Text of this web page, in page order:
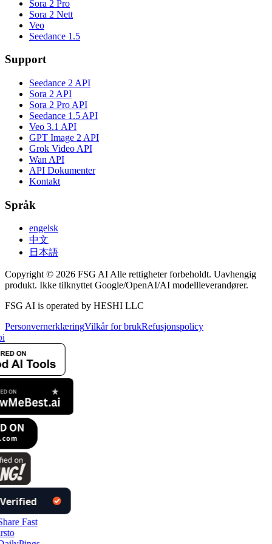
Sora 2 Pro
Sora 2 Nett
Veo
Seedance 1.5
Support
Seedance 2 API
Sora 2 API
Sora 2 Pro API
Seedance 1.5 API
Veo 3.1 API
GPT Image 2 API
Grok Video API
Wan API
API Dokumenter
Kontakt
Språk
engelsk
中文
日本語
Copyright © 2026 FSG AI Alle rettigheter forbeholdt. Uavhengig
produkt. Ikke tilknyttet Google/OpenAI/AI modellleverandører.
FSG AI is operated by HESHI LLC
PersonvernerklæringVilkår for brukRefusjonspolicy